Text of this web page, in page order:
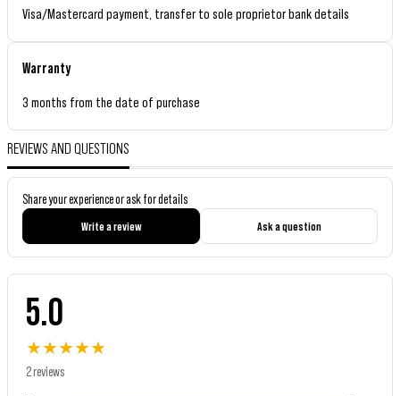
Visa/Mastercard payment, transfer to sole proprietor bank details
Warranty
3 months from the date of purchase
REVIEWS AND QUESTIONS
Share your experience or ask for details
Write a review Ask a question
5.0
★★★★★
2 reviews